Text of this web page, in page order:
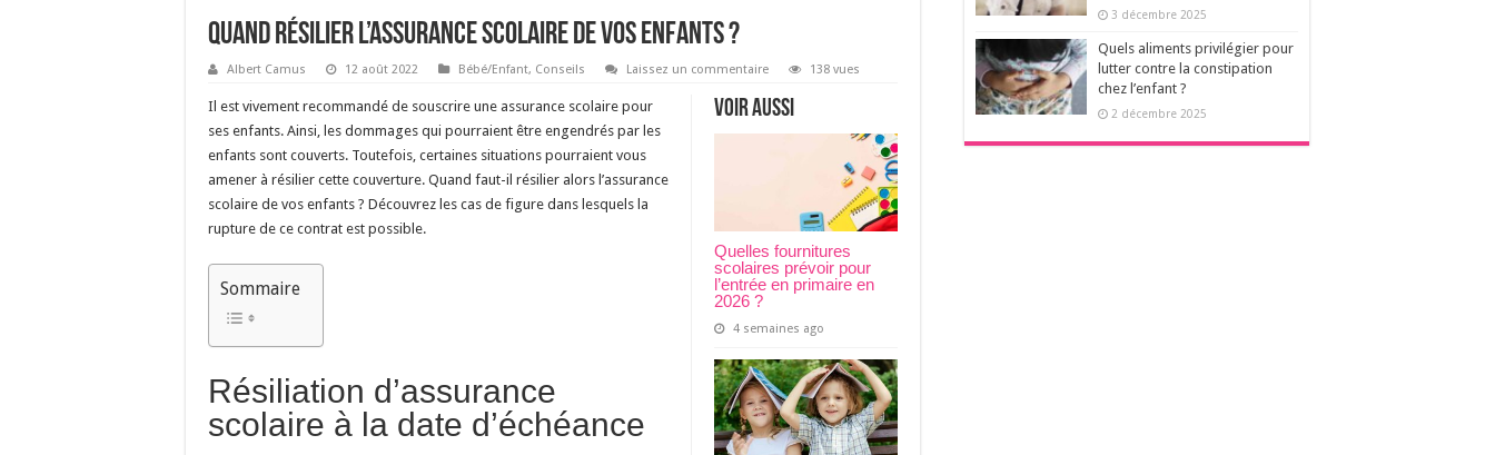
Quand résilier l’assurance scolaire de vos enfants ?
Albert Camus 12 août 2022 Bébé/Enfant, Conseils Laissez un commentaire 138 vues
Voir aussi
Quelles fournitures
scolaires prévoir pour
l’entrée en primaire en
2026 ?
4 semaines ago
Il est vivement recommandé de souscrire une assurance scolaire pour
ses enfants. Ainsi, les dommages qui pourraient être engendrés par les
enfants sont couverts. Toutefois, certaines situations pourraient vous
amener à résilier cette couverture. Quand faut-il résilier alors l’assurance
scolaire de vos enfants ? Découvrez les cas de figure dans lesquels la
rupture de ce contrat est possible.
Sommaire
Résiliation d’assurance
scolaire à la date d’échéance
3 décembre 2025
Quels aliments privilégier pour
lutter contre la constipation
chez l’enfant ?
2 décembre 2025